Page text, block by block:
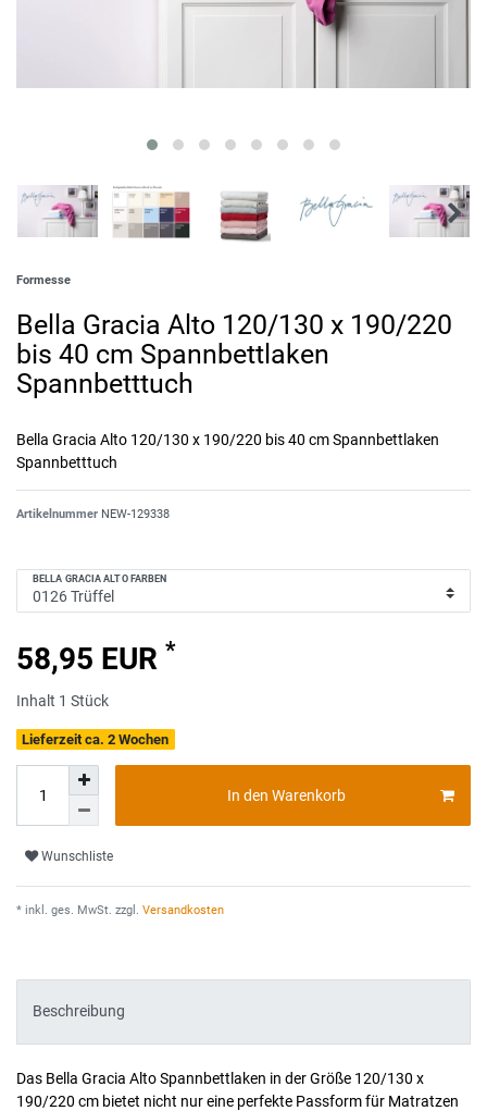
Formesse
Bella Gracia Alto 120/130 x 190/220
bis 40 cm Spannbettlaken
Spannbetttuch
Bella Gracia Alto 120/130 x 190/220 bis 40 cm Spannbettlaken
Spannbetttuch
Artikelnummer NEW-129338
BELLA GRACIA ALTO FARBEN
58,95 EUR *
Inhalt 1 Stück
Lieferzeit ca. 2 Wochen
In den Warenkorb
Wunschliste
* inkl. ges. MwSt. zzgl. Versandkosten
Beschreibung
Das Bella Gracia Alto Spannbettlaken in der Größe 120/130 x
190/220 cm bietet nicht nur eine perfekte Passform für Matratzen